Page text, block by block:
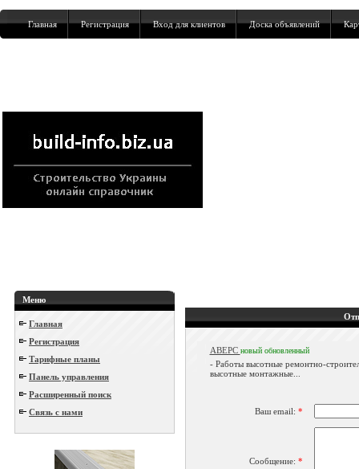
Главная Регистрация Вход для клиентов Доска объявлений
Меню
Главная
Регистрация
Тарифные планы
Панель управления
Расширенный поиск
Связь с нами
АВЕРС новый обновленный
- Работы высотные ремонтно-
высотные монтажные...
Ваш email: *
Сообщение: *